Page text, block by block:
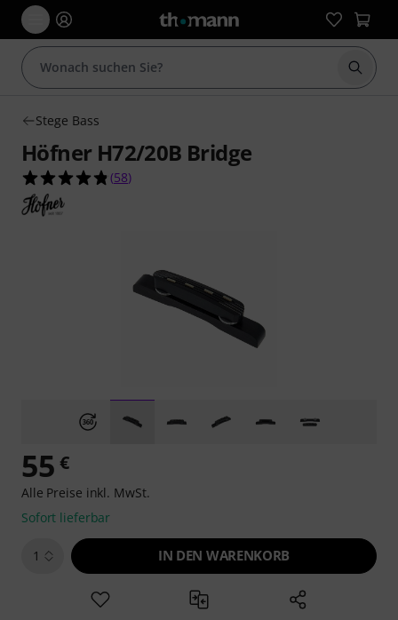
Suche
Stege Bass
Höfner H72/20B Bridge
4.8 von 5 Sternen aus 58 Kundenbewertungen
(58)
55 €
Alle Preise inkl. MwSt.
Sofort lieferbar
1 IN DEN WARENKORB